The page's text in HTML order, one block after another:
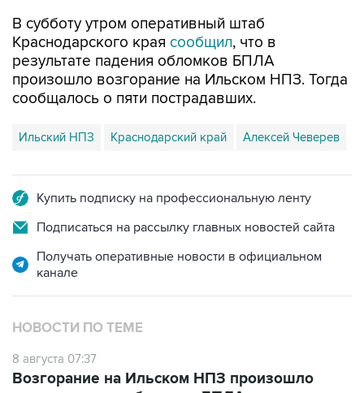
В субботу утром оперативный штаб
Краснодарского края сообщил, что в
результате падения обломков БПЛА
произошло возгорание на Ильском НПЗ. Тогда
сообщалось о пяти пострадавших.
Ильский НПЗ Краснодарский край Алексей Чеверев
Купить подписку на профессиональную ленту
Подписаться на рассылку главных новостей сайта
Получать оперативные новости в официальном
канале
НОВОСТИ ПО ТЕМЕ
8 августа 07:37
Возгорание на Ильском НПЗ произошло